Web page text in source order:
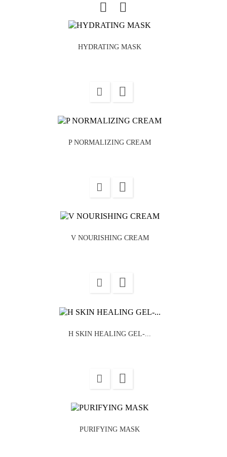
HYDRATING MASK

P NORMALIZING CREAM

V NOURISHING CREAM

H SKIN HEALING GEL-...

PURIFYING MASK